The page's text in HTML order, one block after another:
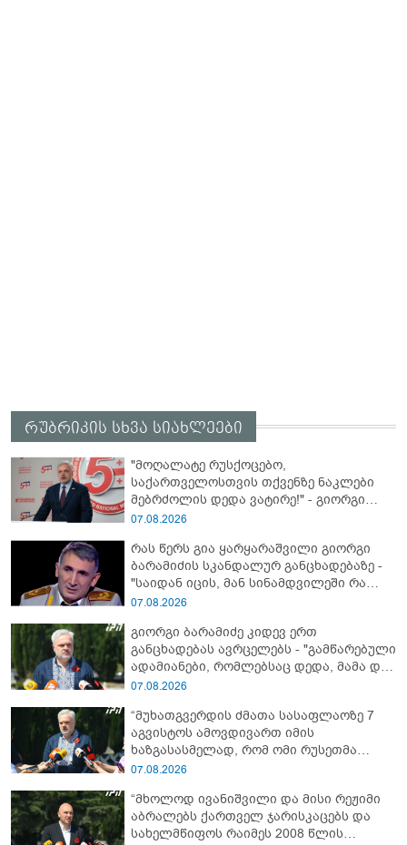
რუბრიკის სხვა სიახლეები
"მოღალატე რუსქოცებო,
საქართველოსთვის თქვენზე ნაკლები
მებრძოლის დედა ვატირე!" - გიორგი
ბარამიძე
07.08.2026
რას წერს გია ყარყარაშვილი გიორგი
ბარამიძის სკანდალურ განცხადებაზე -
"საიდან იცის, მან სინამდვილეში რა
ხდებოდა, როცა ის აფხაზეთის ომში, თუ
07.08.2026
გიორგი ბარამიძე კიდევ ერთ
განცხადებას ავრცელებს - "გამწარებული
ადამიანები, რომლებსაც დედა, მამა და
ახლობლები მოუკლეს, ბრძოლისას
07.08.2026
“მუხათგვერდის ძმათა სასაფლაოზე 7
აგვისტოს ამოვდივართ იმის
ხაზგასასმელად, რომ ომი რუსეთმა
დაიწყო...“ - გიორგი ბარამიძე
07.08.2026
“მხოლოდ ივანიშვილი და მისი რეჟიმი
აბრალებს ქართველ ჯარისკაცებს და
სახელმწიფოს რაიმეს 2008 წლის